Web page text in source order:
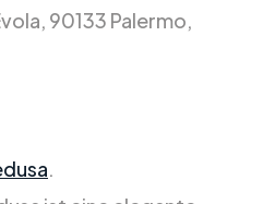
90133 Palermo,
.